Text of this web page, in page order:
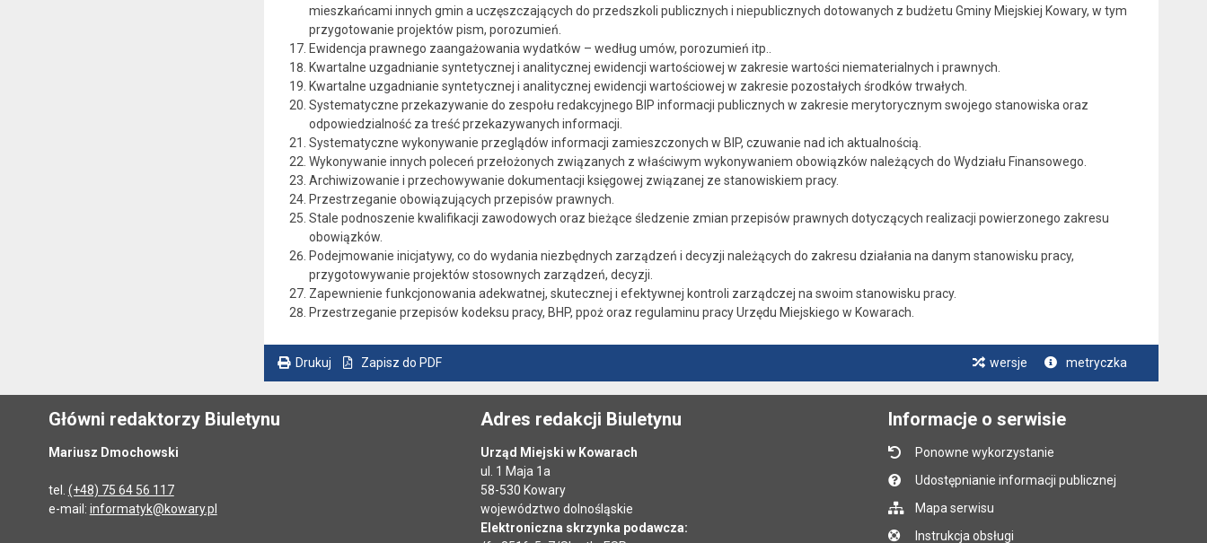
mieszkańcami innych gmin a uczęszczających do przedszkoli publicznych i niepublicznych dotowanych z budżetu Gminy Miejskiej Kowary, w tym
przygotowanie projektów pism, porozumień.
Ewidencja prawnego zaangażowania wydatków – według umów, porozumień itp..
Kwartalne uzgadnianie syntetycznej i analitycznej ewidencji wartościowej w zakresie wartości niematerialnych i prawnych.
Kwartalne uzgadnianie syntetycznej i analitycznej ewidencji wartościowej w zakresie pozostałych środków trwałych.
Systematyczne przekazywanie do zespołu redakcyjnego BIP informacji publicznych w zakresie merytorycznym swojego stanowiska oraz
odpowiedzialność za treść przekazywanych informacji.
Systematyczne wykonywanie przeglądów informacji zamieszczonych w BIP, czuwanie nad ich aktualnością.
Wykonywanie innych poleceń przełożonych związanych z właściwym wykonywaniem obowiązków należących do Wydziału Finansowego.
Archiwizowanie i przechowywanie dokumentacji księgowej związanej ze stanowiskiem pracy.
Przestrzeganie obowiązujących przepisów prawnych.
Stale podnoszenie kwalifikacji zawodowych oraz bieżące śledzenie zmian przepisów prawnych dotyczących realizacji powierzonego zakresu
obowiązków.
Podejmowanie inicjatywy, co do wydania niezbędnych zarządzeń i decyzji należących do zakresu działania na danym stanowisku pracy,
przygotowywanie projektów stosownych zarządzeń, decyzji.
Zapewnienie funkcjonowania adekwatnej, skutecznej i efektywnej kontroli zarządczej na swoim stanowisku pracy.
Przestrzeganie przepisów kodeksu pracy, BHP, ppoż oraz regulaminu pracy Urzędu Miejskiego w Kowarach.
Drukuj Zapisz do PDF wersje metryczka
Główni redaktorzy Biuletynu
Mariusz Dmochowski
tel. (+48) 75 64 56 117
e-mail: informatyk@kowary.pl
Adres redakcji Biuletynu
Urząd Miejski w Kowarach
ul. 1 Maja 1a
58-530 Kowary
województwo dolnośląskie
Elektroniczna skrzynka podawcza:
Informacje o serwisie
Ponowne wykorzystanie
Udostępnianie informacji publicznej
Mapa serwisu
Instrukcja obsługi